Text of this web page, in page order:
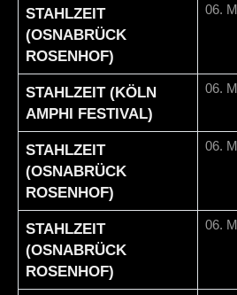
STAHLZEIT
(OSNABRÜCK
ROSENHOF)
06.
STAHLZEIT (KÖLN
AMPHI FESTIVAL)
06.
STAHLZEIT
(OSNABRÜCK
ROSENHOF)
06.
STAHLZEIT
(OSNABRÜCK
ROSENHOF)
06.